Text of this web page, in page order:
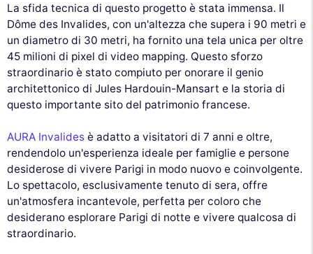
La sfida tecnica di questo progetto è stata immensa. Il
Dôme des Invalides, con un'altezza che supera i 90 metri e
un diametro di 30 metri, ha fornito una tela unica per oltre
45 milioni di pixel di video mapping. Questo sforzo
straordinario è stato compiuto per onorare il genio
architettonico di Jules Hardouin-Mansart e la storia di
questo importante sito del patrimonio francese.
AURA Invalides è adatto a visitatori di 7 anni e oltre,
rendendolo un'esperienza ideale per famiglie e persone
desiderose di vivere Parigi in modo nuovo e coinvolgente.
Lo spettacolo, esclusivamente tenuto di sera, offre
un'atmosfera incantevole, perfetta per coloro che
desiderano esplorare Parigi di notte e vivere qualcosa di
straordinario.